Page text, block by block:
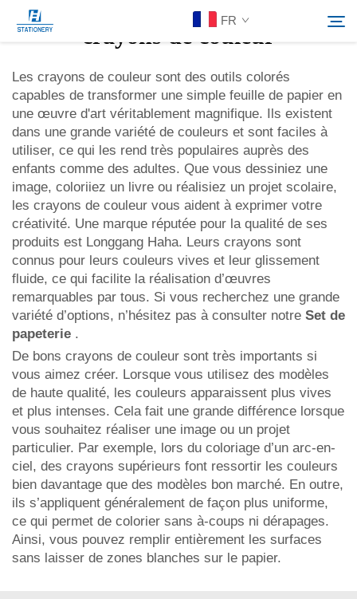
FR
Produits
À Propos De Nous
Solutions personnalisées
Ressources
Contactez-Nous
Rechercher
crayons de couleur
Les crayons de couleur sont des outils colorés
capables de transformer une simple feuille de papier en
une œuvre d'art véritablement magnifique. Ils existent
dans une grande variété de couleurs et sont faciles à
utiliser, ce qui les rend très populaires auprès des
enfants comme des adultes. Que vous dessiniez une
image, coloriiez un livre ou réalisiez un projet scolaire,
les crayons de couleur vous aident à exprimer votre
créativité. Une marque réputée pour la qualité de ses
produits est Longgang Haha. Leurs crayons sont
connus pour leurs couleurs vives et leur glissement
fluide, ce qui facilite la réalisation d’œuvres
remarquables par tous. Si vous recherchez une grande
variété d’options, n’hésitez pas à consulter notre Set de
papeterie .
De bons crayons de couleur sont très importants si
vous aimez créer. Lorsque vous utilisez des modèles
de haute qualité, les couleurs apparaissent plus vives
et plus intenses. Cela fait une grande différence lorsque
vous souhaitez réaliser une image ou un projet
particulier. Par exemple, lors du coloriage d’un arc-en-
ciel, des crayons supérieurs font ressortir les couleurs
bien davantage que des modèles bon marché. En outre,
ils s’appliquent généralement de façon plus uniforme,
ce qui permet de colorier sans à-coups ni dérapages.
Ainsi, vous pouvez remplir entièrement les surfaces
sans laisser de zones blanches sur le papier.